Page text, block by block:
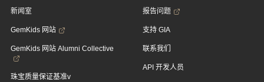
新闻室
GemKids 网站
GemKids 网站 Alumni Collective
珠宝质量保证基准v
报告问题
支持 GIA
联系我们
API 开发人员